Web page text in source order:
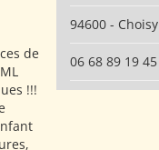
de
!!!
94600 -
06 68 89 19 45